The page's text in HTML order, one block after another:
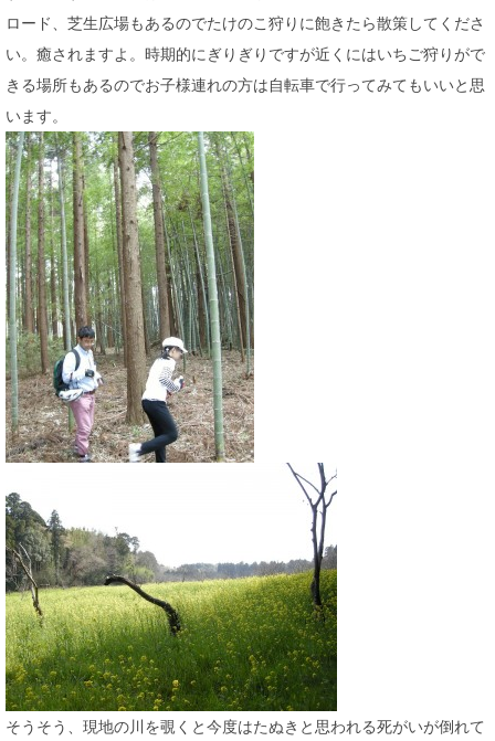
ロード、芝生広場もあるのでたけのこ狩りに飽きたら散策してくださ
い。癒されますよ。時期的にぎりぎりですが近くにはいちご狩りがで
きる場所もあるのでお子様連れの方は自転車で行ってみてもいいと思
います。
そうそう、現地の川を覗くと今度はたぬきと思われる死がいが倒れて